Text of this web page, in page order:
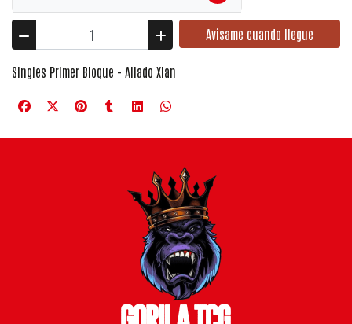
Avísame cuando llegue
Singles Primer Bloque - Aliado Xian